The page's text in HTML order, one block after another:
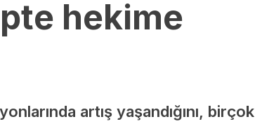
hekime
artış yaşandığını, birçok